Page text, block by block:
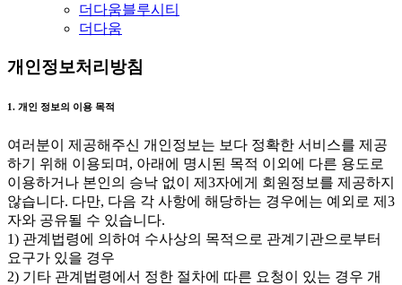
더다움블루시티
더다움
개인정보처리방침
1. 개인 정보의 이용 목적
여러분이 제공해주신 개인정보는 보다 정확한 서비스를 제공
하기 위해 이용되며, 아래에 명시된 목적 이외에 다른 용도로
이용하거나 본인의 승낙 없이 제3자에게 회원정보를 제공하지
않습니다. 다만, 다음 각 사항에 해당하는 경우에는 예외로 제3
자와 공유될 수 있습니다.
1) 관계법령에 의하여 수사상의 목적으로 관계기관으로부터
요구가 있을 경우
2) 기타 관계법령에서 정한 절차에 따른 요청이 있는 경우 개